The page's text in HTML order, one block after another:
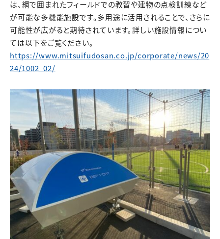
は、網で囲まれたフィールドでの教習や建物の点検訓練など
が可能な多機能施設です。多用途に活用されることで、さらに
可能性が広がると期待されています。詳しい施設情報につい
ては以下をご覧ください。
https://www.mitsuifudosan.co.jp/corporate/news/20
24/1002_02/